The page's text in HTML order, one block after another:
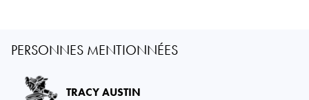
PERSONNES MENTIONNÉES
TRACY AUSTIN